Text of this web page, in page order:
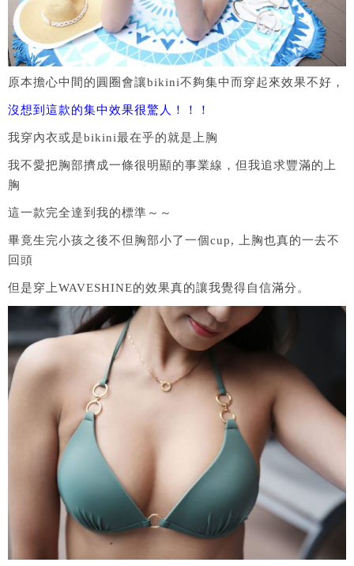
原本擔心中間的圓圈會讓bikini不夠集中而穿起來效果不好，
沒想到這款的集中效果很驚人！！！
我穿內衣或是bikini最在乎的就是上胸
我不愛把胸部擠成一條很明顯的事業線，但我追求豐滿的上
胸
這一款完全達到我的標準～～
畢竟生完小孩之後不但胸部小了一個cup, 上胸也真的一去不
回頭
但是穿上WAVESHINE的效果真的讓我覺得自信滿分。